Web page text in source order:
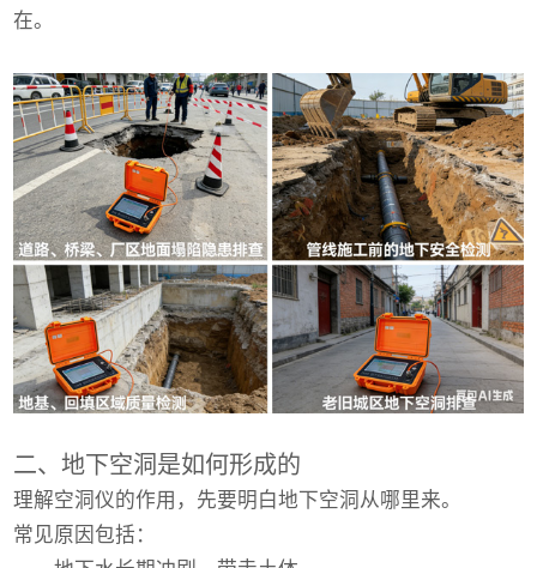
在。
二、地下空洞是如何形成的
理解空洞仪的作用，先要明白地下空洞从哪里来。
常见原因包括：